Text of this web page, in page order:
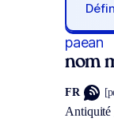
paean
nom
FR
Antiquité